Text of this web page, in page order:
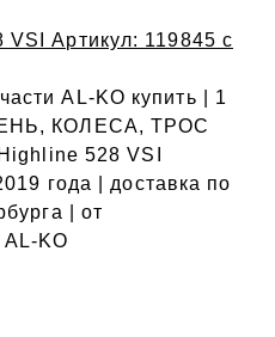
Артикул: 119845 с
AL-KO купить | 1
КОЛЕСА, ТРОС
528 VSI
года | доставка по
| от
KO